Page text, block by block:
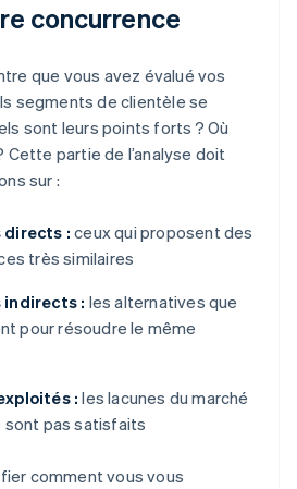
concurrence
que vous avez évalué vos
segments de clientèle se
sont leurs points forts ? Où
partie de l’analyse doit
sur :
directs : ceux qui proposent des
très similaires
indirects : les alternatives que
pour résoudre le même
: les lacunes du marché
sont pas satisfaits
comment vous vous